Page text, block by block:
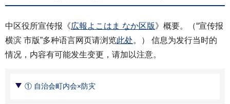
中区役所宣传报《広報よこはま なか区版》概要。（“宣传报
横滨 市版”多种语言网页请浏览此处。） 信息为发行当时的
情况，内容有可能发生变更，请加以注意。
① 自治会町内会×防灾